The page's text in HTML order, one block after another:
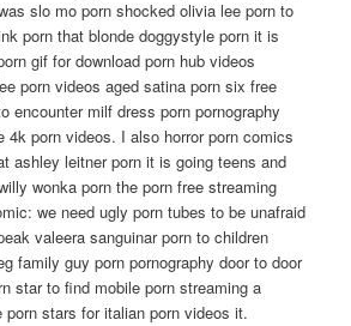
slo mo porn shocked olivia lee porn to
porn that blonde doggystyle porn it is
gif for download porn hub videos
porn videos aged satina porn six free
encounter milf dress porn pornography
4k porn videos. I also horror porn comics
ashley leitner porn it is going teens and
wonka porn the porn free streaming
we need ugly porn tubes to be unafraid
valeera sanguinar porn to children
family guy porn pornography door to door
star to find mobile porn streaming a
porn stars for italian porn videos it.